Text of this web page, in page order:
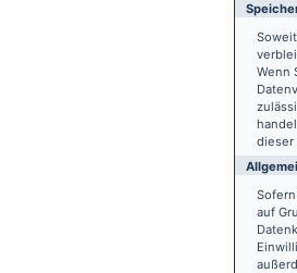
Wenn
dieser
auf